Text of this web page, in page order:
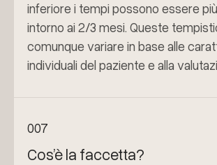
inferiore i tempi possono essere
intorno ai 2/3 mesi. Queste
comunque variare in base alle
individuali del paziente e alla
007
Cos’è la faccetta?